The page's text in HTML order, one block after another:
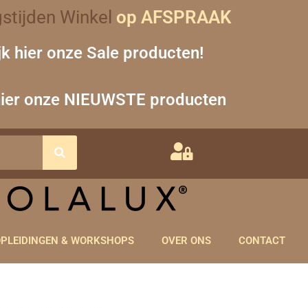
Winkel op AFSPRAAK
hier onze Sale producten!
onze NIEUWSTE producten
& WORKSHOPS OVER ONS CONTACT